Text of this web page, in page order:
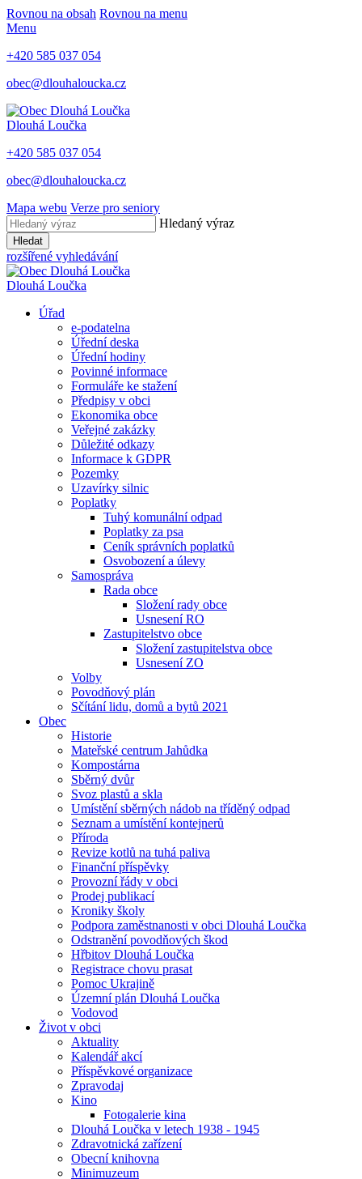
Rovnou na obsah Rovnou na menu
Menu
+420 585 037 054
obec@dlouhaloucka.cz
Dlouhá Loučka
+420 585 037 054
obec@dlouhaloucka.cz
Mapa webu Verze pro seniory
Hledaný výraz
Hledat
rozšířené vyhledávání
Dlouhá Loučka
Úřad
e-podatelna
Úřední deska
Úřední hodiny
Povinné informace
Formuláře ke stažení
Předpisy v obci
Ekonomika obce
Veřejné zakázky
Důležité odkazy
Informace k GDPR
Pozemky
Uzavírky silnic
Poplatky
Tuhý komunální odpad
Poplatky za psa
Ceník správních poplatků
Osvobození a úlevy
Samospráva
Rada obce
Složení rady obce
Usnesení RO
Zastupitelstvo obce
Složení zastupitelstva obce
Usnesení ZO
Volby
Povodňový plán
Sčítání lidu, domů a bytů 2021
Obec
Historie
Mateřské centrum Jahůdka
Kompostárna
Sběrný dvůr
Svoz plastů a skla
Umístění sběrných nádob na tříděný odpad
Seznam a umístění kontejnerů
Příroda
Revize kotlů na tuhá paliva
Finanční příspěvky
Provozní řády v obci
Prodej publikací
Kroniky školy
Podpora zaměstnanosti v obci Dlouhá Loučka
Odstranění povodňových škod
Hřbitov Dlouhá Loučka
Registrace chovu prasat
Pomoc Ukrajině
Územní plán Dlouhá Loučka
Vodovod
Život v obci
Aktuality
Kalendář akcí
Příspěvkové organizace
Zpravodaj
Kino
Fotogalerie kina
Dlouhá Loučka v letech 1938 - 1945
Zdravotnická zařízení
Obecní knihovna
Minimuzeum